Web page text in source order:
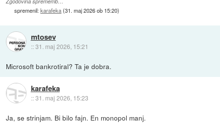
spremenil:karafeka(31. maj 2026 ob 15:20)
mtosev
::31. maj 2026, 15:21
Microsoft bankrotiral? Ta je dobra.
karafeka
::31. maj 2026, 15:23
Ja, se strinjam. Bi bilo fajn. En monopol manj.